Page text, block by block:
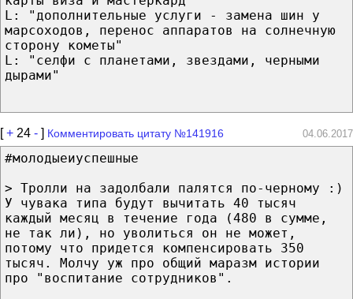
L: "дополнительные услуги - замена шин у
марсоходов, перенос аппаратов на солнечную
сторону кометы"
L: "селфи с планетами, звездами, черными
дырами"
[+ 24 - ] Комментировать цитату №141916 04.06.2017
#молодыеиуспешные
> Тролли на задолбали палятся по-черному :)
У чувака типа будут вычитать 40 тысяч
каждый месяц в течение года (480 в сумме,
не так ли), но уволиться он не может,
потому что придется компенсировать 350
тысяч. Молчу уж про общий маразм истории
про "воспитание сотрудников".